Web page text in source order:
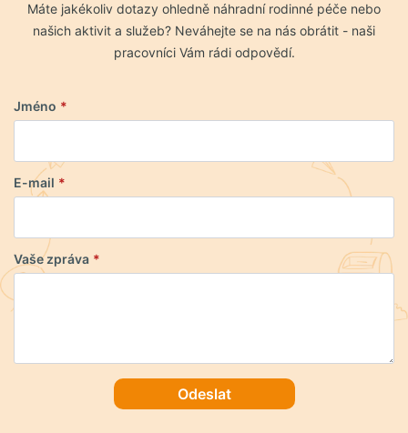
Máte jakékoliv dotazy ohledně náhradní rodinné péče nebo
našich aktivit a služeb? Neváhejte se na nás obrátit - naši
pracovníci Vám rádi odpovědí.
Jméno *
E-mail *
Vaše zpráva *
Odeslat